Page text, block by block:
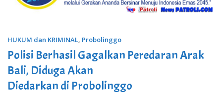
HUKUM dan KRIMINAL, Probolinggo
Polisi Berhasil Gagalkan Peredaran Arak
Bali, Diduga Akan
Diedarkan di Probolinggo